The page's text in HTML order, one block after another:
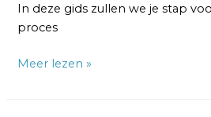
In deze gids zullen we je stap
proces
Meer lezen »